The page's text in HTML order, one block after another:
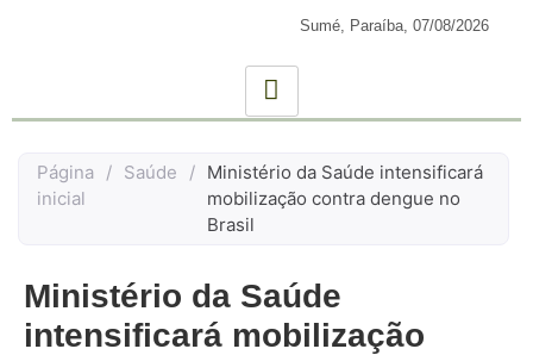
Sumé, Paraíba, 07/08/2026
Página
inicial
/ Saúde / Ministério da Saúde intensificará
mobilização contra dengue no
Brasil
Ministério da Saúde
intensificará mobilização